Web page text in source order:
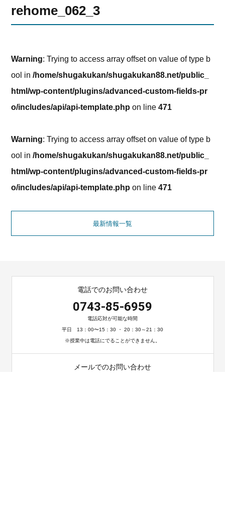
rehome_062_3
Warning: Trying to access array offset on value of type b
ool in/home/shugakukan/shugakukan88.net/public_
html/wp-content/plugins/advanced-custom-fields-pr
o/includes/api/api-template.php on line471
Warning: Trying to access array offset on value of type b
ool in/home/shugakukan/shugakukan88.net/public_
html/wp-content/plugins/advanced-custom-fields-pr
o/includes/api/api-template.php on line471
最新情報一覧
電話でのお問い合わせ
0743-85-6959
電話応対が可能な時間
平日 13：00〜15：30 ・ 20：30～21：30
※授業中は電話にでることができません。
メールでのお問い合わせ